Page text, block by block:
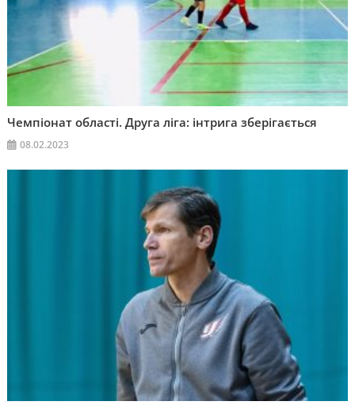
Чемпіонат області. Друга ліга: інтрига зберігається
08.02.2023